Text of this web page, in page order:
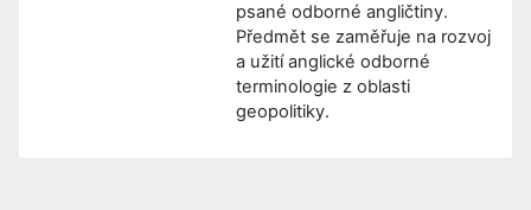
psané odborné angličtiny.
Předmět se zaměřuje na rozvoj
a užití anglické odborné
terminologie z oblasti
geopolitiky.